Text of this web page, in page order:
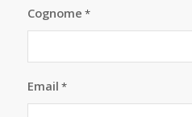
Cognome *
Email *